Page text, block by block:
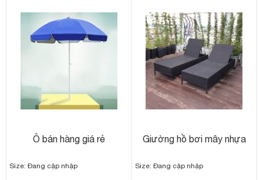
Ô bán hàng giá rẻ
Size: Đang cập nhập
Giường hồ bơi mây nhựa
Size: Đang cập nhập